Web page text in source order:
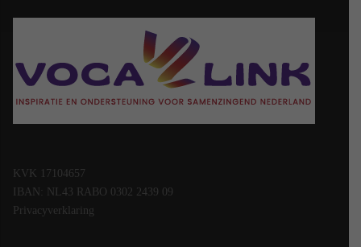
KVK 17104657
IBAN: NL43 RABO 0302 2439 09
Privacyverklaring